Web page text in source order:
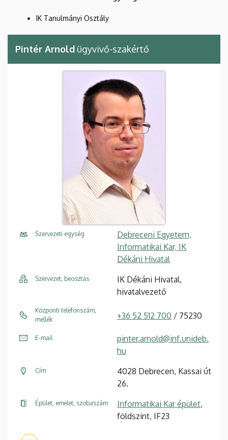
IK Tanulmányi Osztály
Pintér Arnold ügyvivő-szakértő
Szervezeti egység
Debreceni Egyetem,
Informatikai Kar, IK
Dékáni Hivatal
Szervezet, beosztás
IK Dékáni Hivatal,
hivatalvezető
Központi telefonszám,
mellék
+36 52 512 700 / 75230
E-mail
pinter.arnold@inf.unideb.
hu
Cím
4028 Debrecen, Kassai út
26.
Épület, emelet, szobaszám Informatikai Kar épület,
földszint, IF23